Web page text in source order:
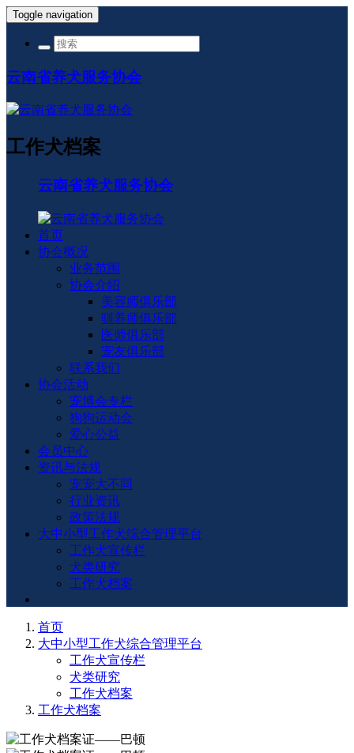
Toggle navigation
云南省养犬服务协会
工作犬档案
云南省养犬服务协会
首页
协会概况
业务范围
协会介绍
美容师俱乐部
驯养师俱乐部
医师俱乐部
宠友俱乐部
联系我们
协会活动
宠博会专栏
狗狗运动会
爱心公益
会员中心
资讯与法规
宠宠大不同
行业资讯
政策法规
大中小型工作犬综合管理平台
工作犬宣传栏
犬类研究
工作犬档案
首页
大中小型工作犬综合管理平台
工作犬宣传栏
犬类研究
工作犬档案
工作犬档案